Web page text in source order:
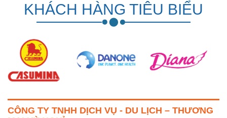
KHÁCH HÀNG TIÊU BIỂU
CÔNG TY TNHH DỊCH VỤ - DU LỊCH – THƯƠNG